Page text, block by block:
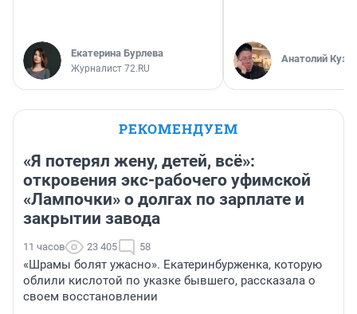
Екатерина Бурлева
Журналист 72.RU
Анатолий
РЕКОМЕНДУЕМ
«Я потерял жену, детей, всё»:
откровения экс-рабочего уфимской
«Лампочки» о долгах по зарплате и
закрытии завода
11 часов 23 405 58
«Шрамы болят ужасно». Екатеринбурженка, которую
облили кислотой по указке бывшего, рассказала о
своем восстановлении